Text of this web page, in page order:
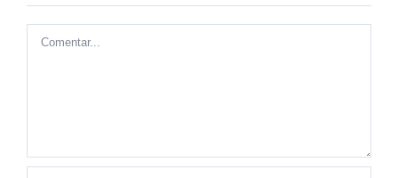
Comentar